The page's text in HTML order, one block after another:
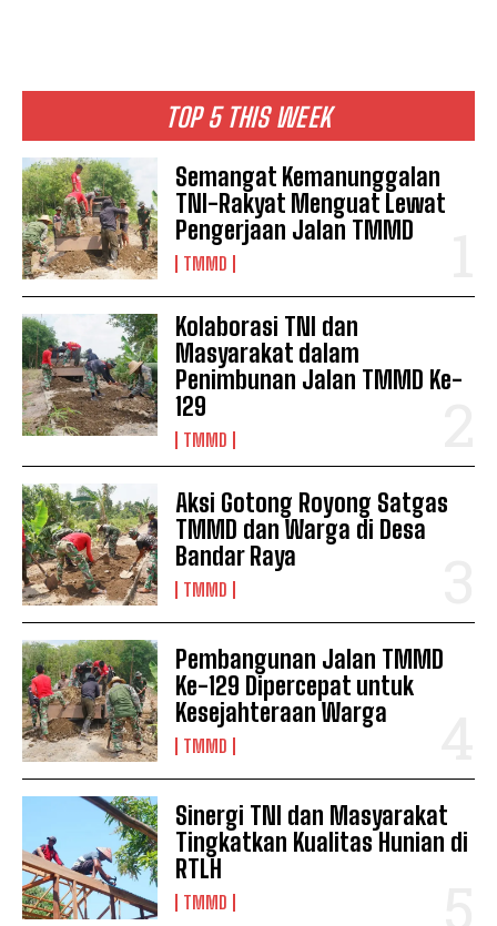
TOP 5 THIS WEEK
Semangat Kemanunggalan
TNI-Rakyat Menguat Lewat
Pengerjaan Jalan TMMD
TMMD
Kolaborasi TNI dan
Masyarakat dalam
Penimbunan Jalan TMMD Ke-
129
TMMD
Aksi Gotong Royong Satgas
TMMD dan Warga di Desa
Bandar Raya
TMMD
Pembangunan Jalan TMMD
Ke-129 Dipercepat untuk
Kesejahteraan Warga
TMMD
Sinergi TNI dan Masyarakat
Tingkatkan Kualitas Hunian di
RTLH
TMMD